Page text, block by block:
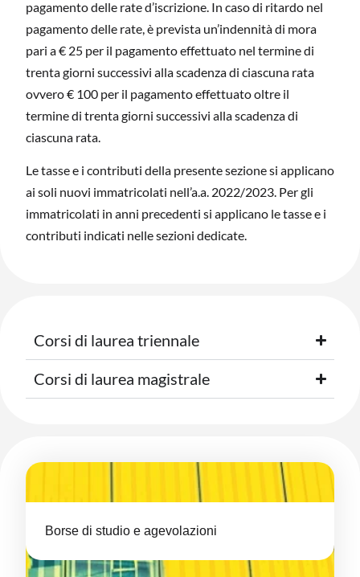
pagamento delle rate d’iscrizione. In caso di ritardo nel
pagamento delle rate, è prevista un’indennità di mora
pari a € 25 per il pagamento effettuato nel termine di
trenta giorni successivi alla scadenza di ciascuna rata
ovvero € 100 per il pagamento effettuato oltre il
termine di trenta giorni successivi alla scadenza di
ciascuna rata.
Le tasse e i contributi della presente sezione si applicano
ai soli nuovi immatricolati nell’a.a. 2022/2023. Per gli
immatricolati in anni precedenti si applicano le tasse e i
contributi indicati nelle sezioni dedicate.
Corsi di laurea triennale
Corsi di laurea magistrale
Borse di studio e agevolazioni